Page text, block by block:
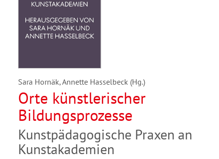
Sara Hornäk, Annette Hasselbeck (Hg.)
Orte künstlerischer
Bildungsprozesse
Kunstpädagogische Praxen an
Kunstakademien